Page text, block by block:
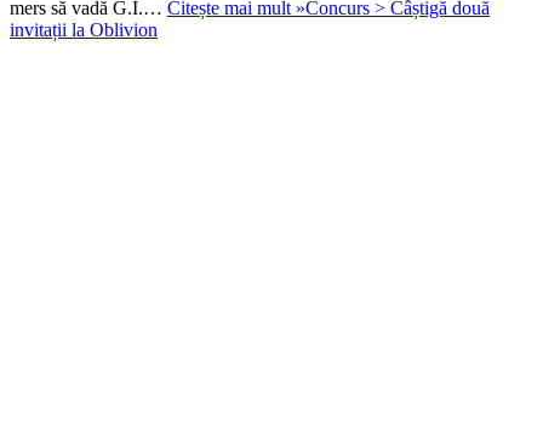
mers să vadă G.I.… Citește mai mult »Concurs > Câștigă două
invitații la Oblivion